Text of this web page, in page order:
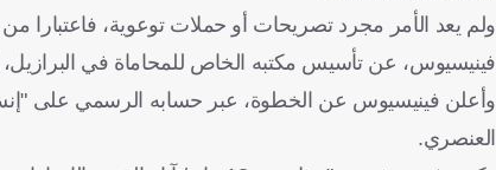
ولم يعد الأمر مجرد تصريحات أو حملات توعوية، فاعتبارا
فينيسيوس، عن تأسيس مكتبه الخاص للمحاماة في البرازيل،
وأعلن فينيسيوس عن الخطوة، عبر حسابه الرسمي على
العنصري.